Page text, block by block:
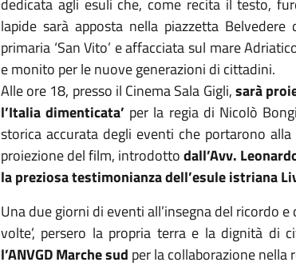
dedicata agli esuli che, come recita il testo,
lapide sarà apposta nella piazzetta
primaria ‘San Vito’ e affacciata sul mare
e monito per le nuove generazioni di cittadini.
Alle ore 18, presso il Cinema Sala Gigli,sarà
l’Italia dimenticata’ per la regia di Nicolò
storica accurata degli eventi che portarono
proiezione del film, introdottodall’Avv.
la preziosa testimonianza dell’esule istriana
Una due giorni di eventi all’insegna del ricordo
volte’, persero la propria terra e la dignità di
l’ANVGD Marche sud per la collaborazione nella